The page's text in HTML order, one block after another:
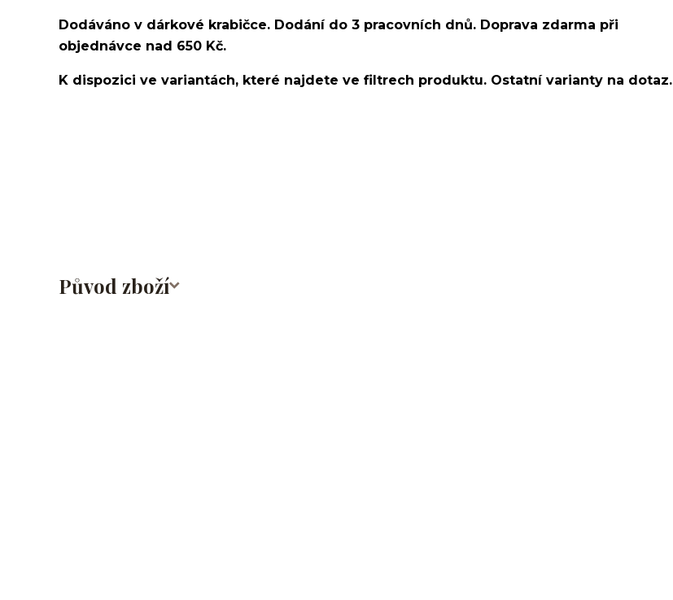
Dodáváno v dárkové krabičce. Dodání do 3 pracovních dnů. Doprava zdarma při
objednávce nad 650 Kč.
K dispozici ve variantách, které najdete ve filtrech produktu. Ostatní varianty na dotaz.
Původ zboží